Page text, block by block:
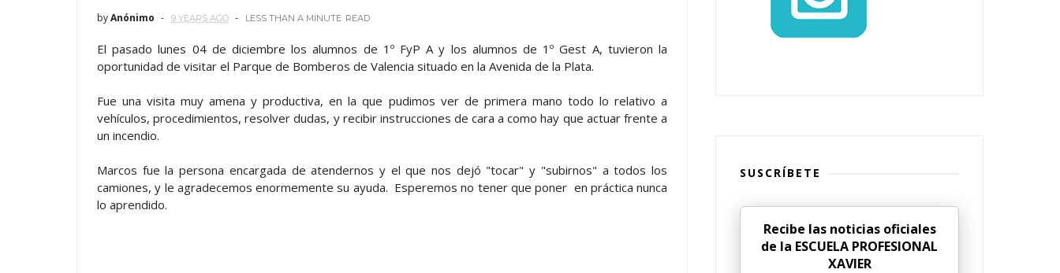
byAnónimo 9 YEARS AGO LESS THAN A MINUTE READ
El pasado lunes 04 de diciembre los alumnos de 1º FyP A y los alumnos de 1º Gest A, tuvieron la
oportunidad de visitar el Parque de Bomberos de Valencia situado en la Avenida de la Plata.
Fue una visita muy amena y productiva, en la que pudimos ver de primera mano todo lo relativo a
vehículos, procedimientos, resolver dudas, y recibir instrucciones de cara a como hay que actuar frente a
un incendio.
Marcos fue la persona encargada de atendernos y el que nos dejó "tocar" y "subirnos" a todos los
camiones, y le agradecemos enormemente su ayuda. Esperemos no tener que poner en práctica nunca
lo aprendido.
SUSCRÍBETE
Recibe las noticias oficiales
de la ESCUELA PROFESIONAL
XAVIER